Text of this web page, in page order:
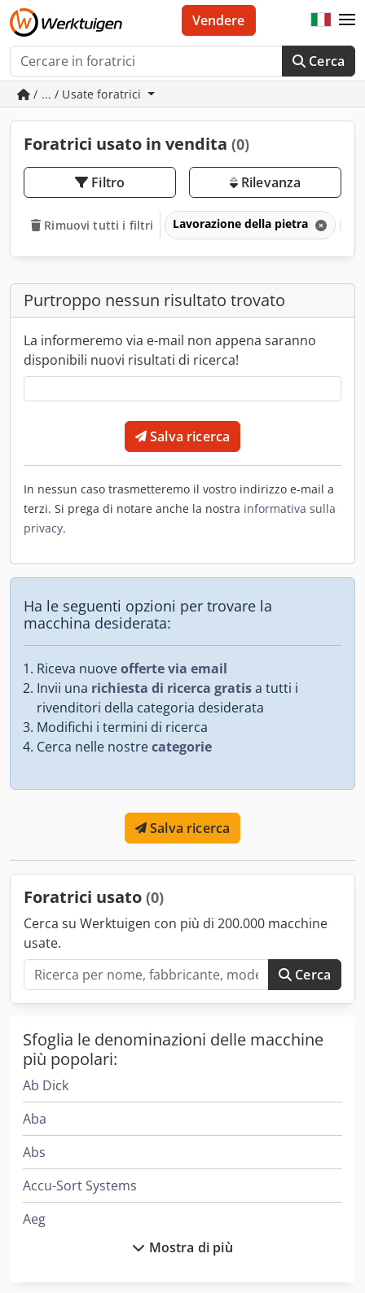
Cerca
Vendere
/ ... / Usate foratrici
Foratrici usato in vendita (0)
Filtro Rilevanza
Rimuovi tutti i filtri Lavorazione della pietra
Purtroppo nessun risultato trovato
La informeremo via e-mail non appena saranno
disponibili nuovi risultati di ricerca!
Salva ricerca
In nessun caso trasmetteremo il vostro indirizzo e-mail a
terzi. Si prega di notare anche la nostra informativa sulla
privacy.
Ha le seguenti opzioni per trovare la
macchina desiderata:
Riceva nuoveofferte via email
Invii una richiesta di ricerca gratisa tutti i
rivenditori della categoria desiderata
Modifichi i termini di ricerca
Cerca nelle nostrecategorie
Salva ricerca
Foratrici usato (0)
Cerca su Werktuigen con più di 200.000 macchine
usate.
Cerca
Sfoglia le denominazioni delle macchine
più popolari:
Ab Dick
Aba
Abs
Accu-Sort Systems
Aeg
Mostra di più